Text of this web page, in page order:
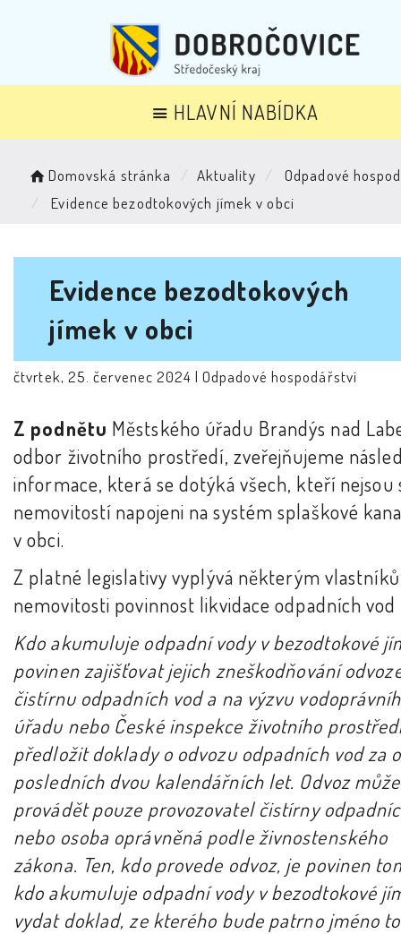
HLAVNÍ NABÍDKA
Domovská stránka Aktuality
Odpadové
Evidence bezodtokových jímek v obci
Evidence bezodtokových
jímek v obci
čtvrtek, 25. červenec 2024 | Odpadové hospodářství
Z podnětu Městského úřadu Brandýs nad
odbor životního prostředí, zveřejňujeme
informace, která se dotýká všech, kteří nejsou
nemovitostí napojeni na systém splaškové
v obci.
Z platné legislativy vyplývá některým
nemovitosti povinnost likvidace odpadních vod
Kdo akumuluje odpadní vody v bezodtokové
povinen zajišťovat jejich zneškodňování
čistírnu odpadních vod a na výzvu
úřadu nebo České inspekce životního
předložit doklady o odvozu odpadních vod za
posledních dvou kalendářních let. Odvoz může
provádět pouze provozovatel čistírny
nebo osoba oprávněná podle živnostenského
zákona. Ten, kdo provede odvoz, je povinen
kdo akumuluje odpadní vody v bezodtokové
vydat doklad, ze kterého bude patrno jméno